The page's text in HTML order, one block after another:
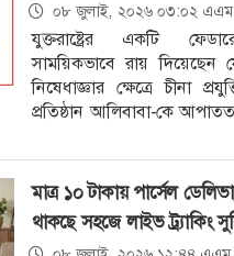
০৮ জুলাই, ২০২৬ ০৩:০২ এএম
যুক্তরাষ্ট্রের একটি
সাময়িকভাবে রায়
নিষেধাজ্ঞার ক্ষেত্রে চীনা
প্রতিষ্ঠান আলিবাবা-কে আপাতত
মার্কিন
মাত্র ১০ টাকায় পার্সেল
থাকছে সহজে লাইভ ট্র্যাকিং